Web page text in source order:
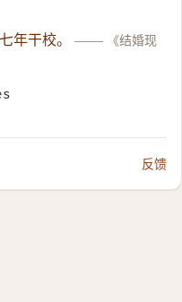
年干校。 ——
《结婚现
反馈